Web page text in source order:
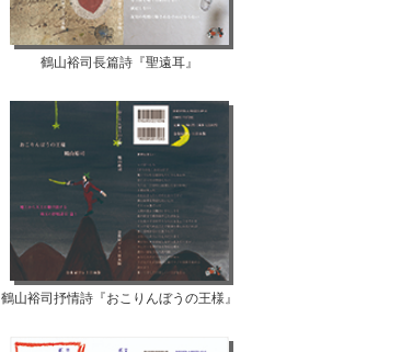
【07月12日...
鶴山裕司長篇詩『聖遠耳』
鶴山裕司抒情詩『おこりんぼうの王様』